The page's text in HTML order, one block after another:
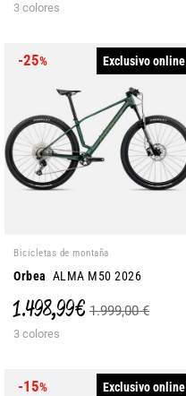
3 colores
-25% Exclusivo online
Bicicletas de montaña
Orbea ALMA M50 2026
1.498,99 € 1.999,00 €
3 colores
-15% Exclusivo online